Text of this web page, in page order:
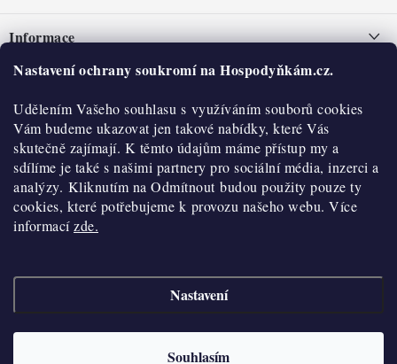
Nastavení ochrany soukromí na Hospodyňkám.cz.
Udělením Vašeho souhlasu s využíváním souborů cookies
Vám budeme ukazovat jen takové nabídky, které Vás
skutečně zajímají. K těmto údajům máme přístup my a
sdílíme je také s našimi partnery pro sociální média, inzerci a
analýzy. Kliknutím na Odmítnout budou použity pouze ty
cookies, které potřebujeme k provozu našeho webu. Více
informacízde.
Nastavení
Souhlasím
pInformace
Nepřevzetí zásilky na dobírku
Obchodní podmínky
Hodnocení obchodu
Blog
Moje objednávka
O nás
Historie
Kontakty
O nákupu
Reklamace a vratky
Výdejní místa
Velkoobchod
Vytvořil Shoptet
Copyright 2026
cookies